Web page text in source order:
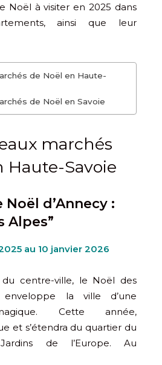
Noël à visiter en 2025 dans
ainsi que leur
de Noël en Haute-
de Noël en Savoie
marchés
Haute-Savoie
Noël d’Annecy :
Alpes”
au 10 janvier 2026
centre-ville, le Noël des
enveloppe la ville d’une
Cette année,
et s’étendra du quartier du
de l’Europe. Au